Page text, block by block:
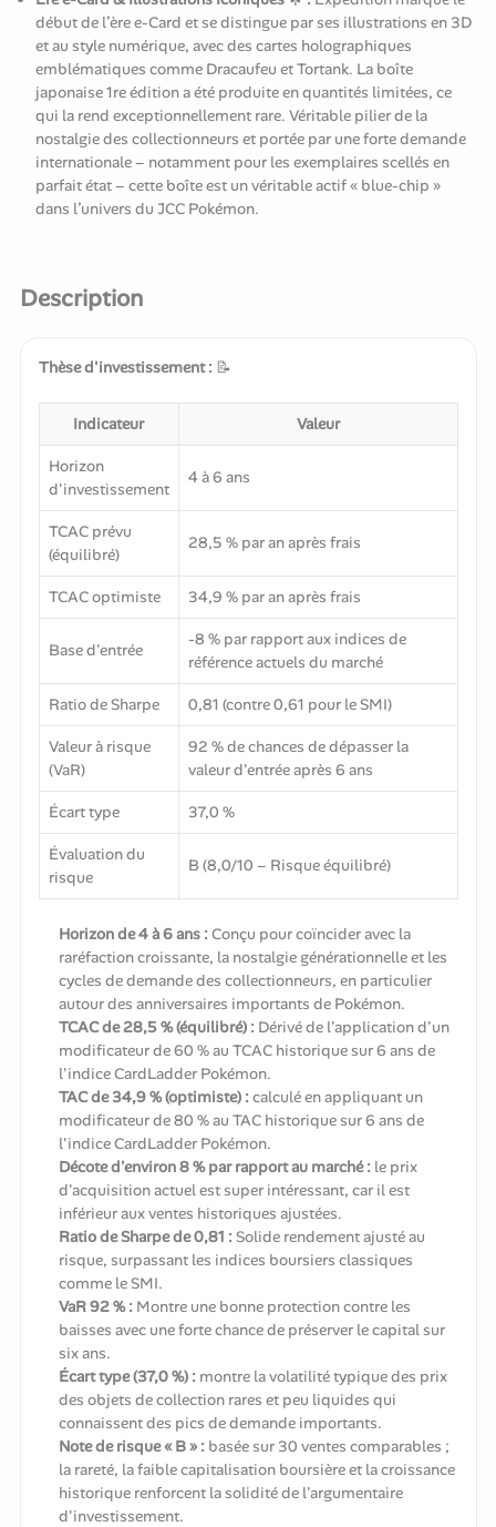
début de l’ère e-Card et se distingue par ses illustrations en 3D
et au style numérique, avec des cartes holographiques
emblématiques comme Dracaufeu et Tortank. La boîte
japonaise 1re édition a été produite en quantités limitées, ce
qui la rend exceptionnellement rare. Véritable pilier de la
nostalgie des collectionneurs et portée par une forte demande
internationale – notamment pour les exemplaires scellés en
parfait état – cette boîte est un véritable actif « blue-chip »
dans l’univers du JCC Pokémon.
Description
Thèse d'investissement : 📝
Indicateur Valeur
Horizon
d'investissement
4 à 6 ans
TCAC prévu
(équilibré)
28,5 % par an après frais
TCAC optimiste 34,9 % par an après frais
Base d'entrée
-8 % par rapport aux indices de
référence actuels du marché
Ratio de Sharpe 0,81 (contre 0,61 pour le SMI)
Valeur à risque
(VaR)
92 % de chances de dépasser la
valeur d'entrée après 6 ans
Écart type 37,0 %
Évaluation du
risque
B (8,0/10 – Risque équilibré)
Horizon de 4 à 6 ans : Conçu pour coïncider avec la
raréfaction croissante, la nostalgie générationnelle et les
cycles de demande des collectionneurs, en particulier
autour des anniversaires importants de Pokémon.
TCAC de 28,5 % (équilibré) : Dérivé de l'application d'un
modificateur de 60 % au TCAC historique sur 6 ans de
l'indice CardLadder Pokémon.
TAC de 34,9 % (optimiste) : calculé en appliquant un
modificateur de 80 % au TAC historique sur 6 ans de
l'indice CardLadder Pokémon.
Décote d'environ 8 % par rapport au marché : le prix
d'acquisition actuel est super intéressant, car il est
inférieur aux ventes historiques ajustées.
Ratio de Sharpe de 0,81 : Solide rendement ajusté au
risque, surpassant les indices boursiers classiques
comme le SMI.
VaR 92 % : Montre une bonne protection contre les
baisses avec une forte chance de préserver le capital sur
six ans.
Écart type (37,0 %) : montre la volatilité typique des prix
des objets de collection rares et peu liquides qui
connaissent des pics de demande importants.
Note de risque « B » : basée sur 30 ventes comparables ;
la rareté, la faible capitalisation boursière et la croissance
historique renforcent la solidité de l'argumentaire
d'investissement.